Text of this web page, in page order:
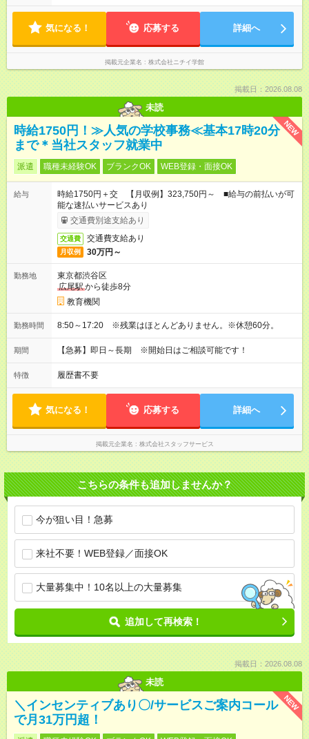
14:00（休憩60分） 9:00～13:00（休憩なし） ※シフトによる週
気になる！ 応募する 詳細へ
掲載元企業名 株式会社ニチイ学館
掲載日：2026.08.08
未読
NEW
時給1750円！≫人気の学校事務≪基本17時20分
まで＊当社スタッフ就業中
派遣 職種未経験OK ブランクOK WEB登録・面接OK
給与
時給1750円＋交 【月収例】323,750円～ ■給与の前払いが可
能な速払いサービスあり
交通費別途支給あり
交通費 交通費支給あり
月収例 30万円～
勤務地
東京都渋谷区
広尾駅から徒歩8分
教育機関
勤務時間 8:50～17:20 ※残業はほとんどありません。※休憩60分。
期間 【急募】即日～長期 ※開始日はご相談可能です！
特徴 履歴書不要
気になる！ 応募する 詳細へ
掲載元企業名 株式会社スタッフサービス
こちらの条件も追加しませんか？
今が狙い目！急募
来社不要！WEB登録／面接OK
大量募集中！10名以上の大量募集
追加して再検索！
掲載日：2026.08.08
未読
NEW
＼インセンティブあり〇/サービスご案内コール
で月31万円超！